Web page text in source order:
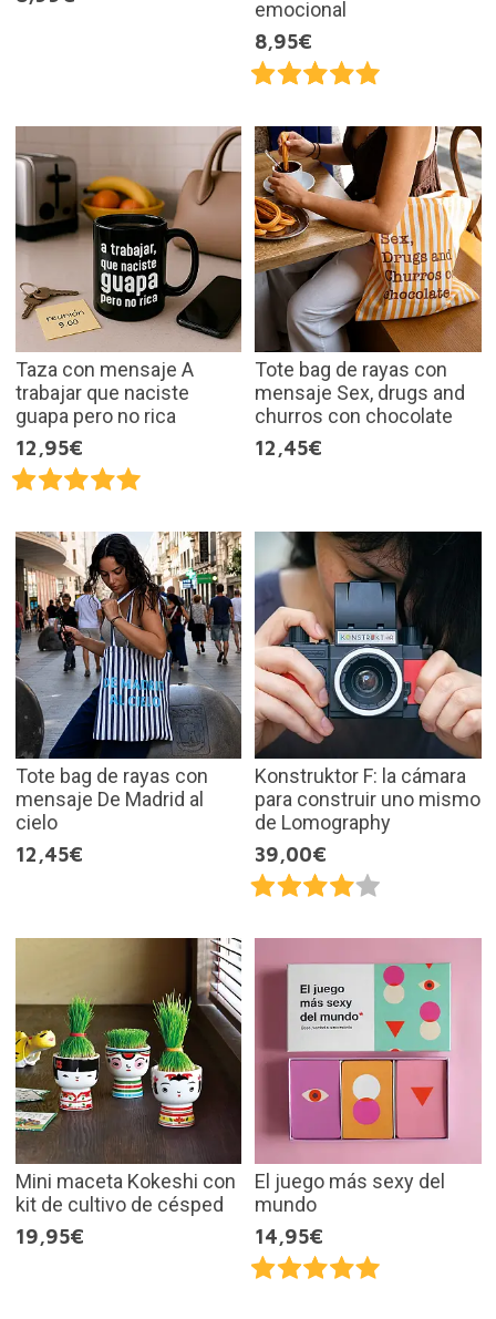
emocional
8,95€
Taza con mensaje A
trabajar que naciste
guapa pero no rica
12,95€
Tote bag de rayas con
mensaje Sex, drugs and
churros con chocolate
12,45€
Tote bag de rayas con
mensaje De Madrid al
cielo
12,45€
Konstruktor F: la cámara
para construir uno mismo
de Lomography
39,00€
Mini maceta Kokeshi con
kit de cultivo de césped
19,95€
El juego más sexy del
mundo
14,95€